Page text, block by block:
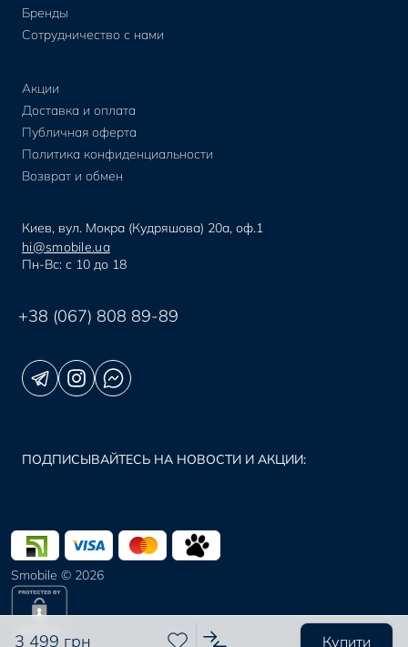
3 499 грн Купити
Бренды
Сотрудничество с нами
Акции
Доставка и оплата
Публичная оферта
Политика конфиденциальности
Возврат и обмен
Киев, вул. Мокра (Кудряшова) 20а, оф.1
hi@smobile.ua
Пн-Вс: с 10 до 18
+38 (067) 808 89-89
ПОДПИСЫВАЙТЕСЬ НА НОВОСТИ И АКЦИИ:
Smobile © 2026